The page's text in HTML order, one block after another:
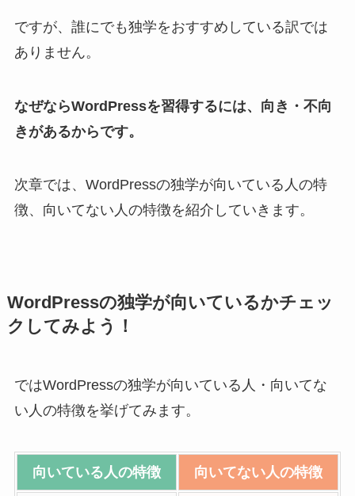
ですが、誰にでも独学をおすすめしている訳では
ありません。
なぜならWordPressを習得するには、向き・不向
きがあるからです。
次章では、WordPressの独学が向いている人の特
徴、向いてない人の特徴を紹介していきます。
WordPressの独学が向いているかチェッ
クしてみよう！
ではWordPressの独学が向いている人・向いてな
い人の特徴を挙げてみます。
向いている人の特徴 向いてない人の特徴